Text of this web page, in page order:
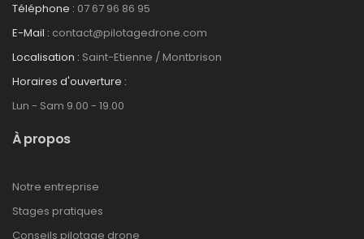
Téléphone : 07 67 96 86 95
E-Mail : contact@pilotagedrone.com
Localisation : Saint-Etienne / Montbrison
Horaires d'ouverture :
Lun - Sam 9.00 - 19.00
À propos
Notre entreprise
Stages pratiques
Conseils pilotage drone